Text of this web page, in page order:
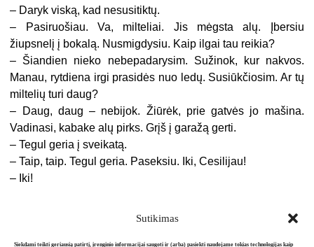
Sutikimas
Siekdami teikti geriausią patirtį, įrenginio informacijai saugoti ir (arba) pasiekti naudojame tokias technologijas kaip
– Daryk viską, kad nesusitiktų.
–
Pasiruošiau. Va, milteliai. Jis mėgsta alų. Įbersiu
žiupsnelį į bokalą. Nusmigdysiu. Kaip ilgai tau reikia?
– Šiandien nieko nebepadarysim. Sužinok, kur nakvos.
Manau, rytdiena irgi prasidės nuo ledų. Susiūkčiosim. Ar tų
miltelių turi daug?
–
Daug, daug – nebijok. Žiūrėk, prie gatvės jo mašina.
Vadinasi, kabake alų pirks. Grįš į garažą gerti.
–Tegul geria į sveikatą.
–Taip, taip. Tegul geria. Paseksiu. Iki, Cesilijau!
– Iki!